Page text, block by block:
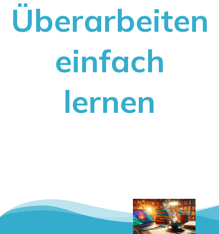
Überarbeiten
einfach
lernen